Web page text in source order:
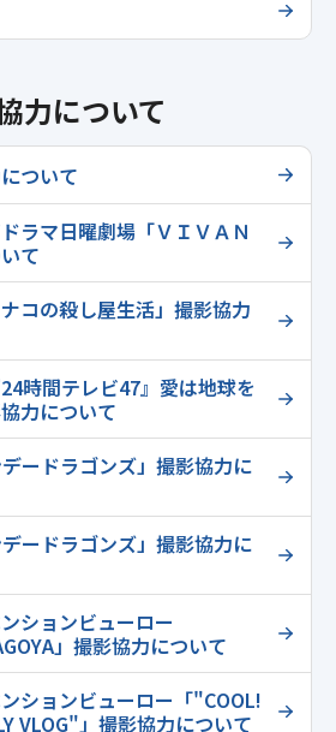
力について
ついて
ラマ日曜劇場「ＶＩＶＡＮ
て
コの殺し屋生活」撮影協力
時間テレビ47』愛は地球を
力について
ードラゴンズ」撮影協力に
ードラゴンズ」撮影協力に
ションビューロー
」撮影協力について
ションビューロー「"COOL!
VLOG"」撮影協力について